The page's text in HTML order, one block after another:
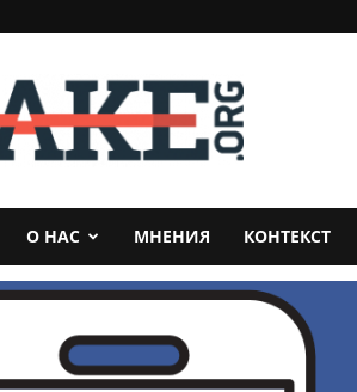
О НАС МНЕНИЯ КОНТЕКСТ